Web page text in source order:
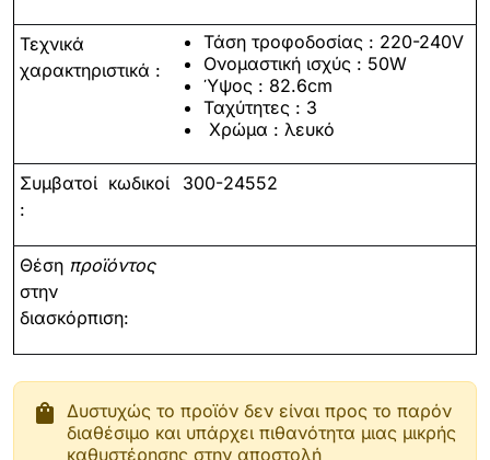
Τεχνικά
χαρακτηριστικά :
Τάση τροφοδοσίας : 220-240V
Ονομαστική ισχύς : 50W
Ύψος : 82.6cm
Ταχύτητες : 3
Χρώμα :λευκό
Συμβατοί κωδικοί
:
300-24552
Θέση προϊόντος
στην
διασκόρπιση:
shopping_bag Δυστυχώς το προϊόν δεν είναι προς το παρόν
διαθέσιμο και υπάρχει πιθανότητα μιας μικρής
καθυστέρησης στην αποστολή